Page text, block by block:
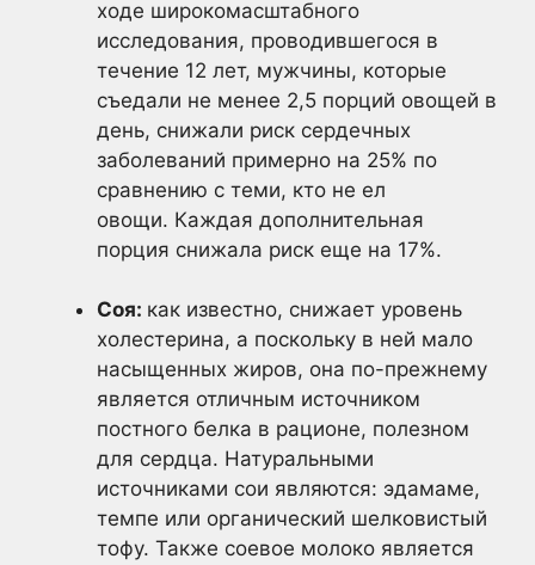
ходе широкомасштабного
исследования, проводившегося в
течение 12 лет, мужчины, которые
съедали не менее 2,5 порций овощей в
день, снижали риск сердечных
заболеваний примерно на 25% по
сравнению с теми, кто не ел
овощи. Каждая дополнительная
порция снижала риск еще на 17%.
Соя: как известно, снижает уровень
холестерина, а поскольку в ней мало
насыщенных жиров, она по-прежнему
является отличным источником
постного белка в рационе, полезном
для сердца. Натуральными
источниками сои являются: эдамаме,
темпе или органический шелковистый
тофу. Также соевое молоко является